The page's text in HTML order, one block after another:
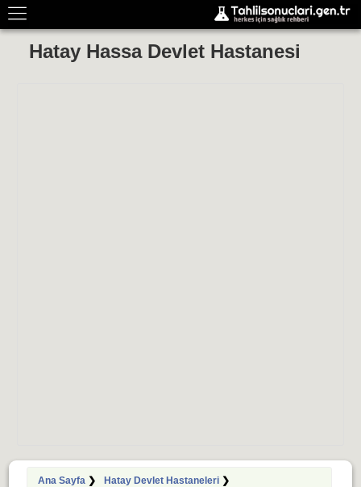
Hatay Hassa Devlet Hastanesi
Ana Sayfa❯ Hatay Devlet Hastaneleri❯